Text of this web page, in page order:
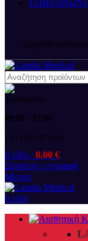
Δωρεάν
09:00 - 17:00
+30 2394 071684
0 είδη / 0.00 €
Σύνδεση / εγγραφή
Μενού
0 είδη